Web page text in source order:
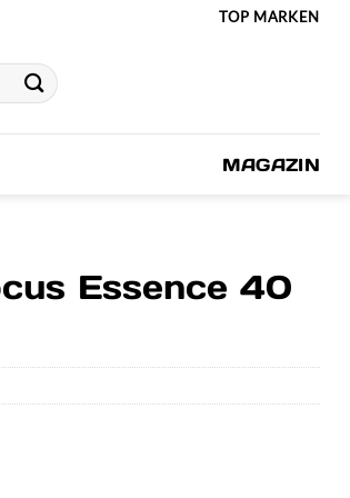
TOP MARKEN
MAGAZIN
Essence 40